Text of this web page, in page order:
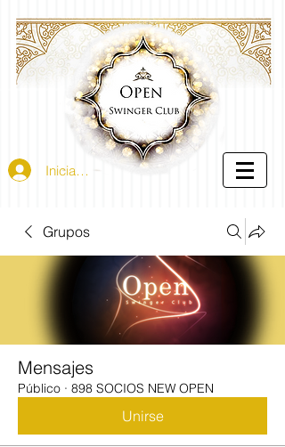
Iniciar sesión
Grupos
Mensajes
Público · 898 SOCIOS NEW OPEN
Unirse